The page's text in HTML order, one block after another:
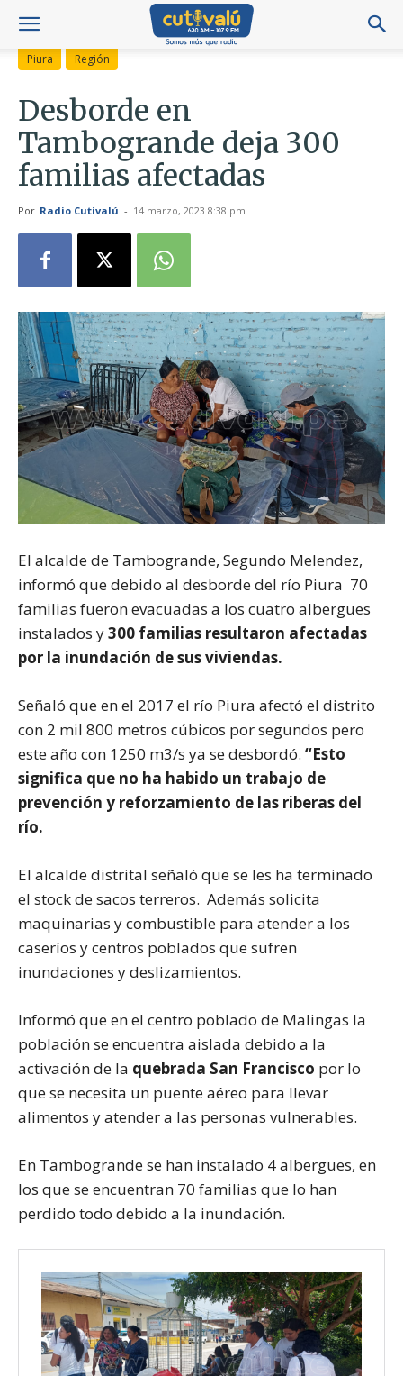
Piura Región
Desborde en
Tambogrande deja 300
familias afectadas
Por Radio Cutivalú - 14 marzo, 2023 8:38 pm
El alcalde de Tambogrande, Segundo Melendez,
informó que debido al desborde del río Piura 70
familias fueron evacuadas a los cuatro albergues
instalados y300 familias resultaron afectadas
por la inundación de sus viviendas.
Señaló que en el 2017 el río Piura afectó el distrito
con 2 mil 800 metros cúbicos por segundos pero
este año con 1250 m3/s ya se desbordó. “Esto
significa que no ha habido un trabajo de
prevención y reforzamiento de las riberas del
río.
El alcalde distrital señaló que se les ha terminado
el stock de sacos terreros. Además solicita
maquinarias y combustible para atender a los
caseríos y centros poblados que sufren
inundaciones y deslizamientos.
Informó que en el centro poblado de Malingas la
población se encuentra aislada debido a la
activación de la quebrada San Francisco por lo
que se necesita un puente aéreo para llevar
alimentos y atender a las personas vulnerables.
En Tambogrande se han instalado 4 albergues, en
los que se encuentran 70 familias que lo han
perdido todo debido a la inundación.